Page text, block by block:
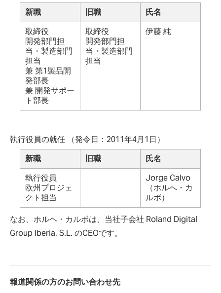
新職
旧職
氏名
取締役
開発部門担
当・製造部門
担当
兼 第1製品開
発部長
兼 開発サポー
ト部長
取締役
開発部門担
当・製造部門
担当
伊藤 純
執行役員の就任 （発令日：2011年4月1日）
新職
旧職
氏名
執行役員
欧州プロジェ
クト担当
Jorge Calvo
（ホルへ・カ
ルボ）
なお、ホルヘ・カルボは、当社子会社 Roland Digital
Group Iberia, S.L. のCEOです。
報道関係の方のお問い合わせ先